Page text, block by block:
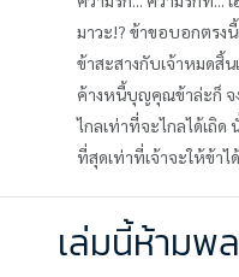
มาวะ!? ข้าขอบอกตรง
ข้าสะสางกับเจ้าหมดสิ้
ค้างหนี้บุญคุณข้าล่ะก็ จ
ไกลเท่าที่จะไกลได้เ
ที่สุดเท่าที่เจ้าจะให้ข้า
เล่มนี้ห้ามพ